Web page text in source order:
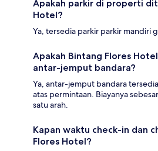
Apakah parkir di properti
Hotel?
Ya, tersedia parkir parkir mandiri
Apakah Bintang Flores
antar-jemput bandara?
Ya, antar-jemput bandara
atas permintaan. Biayanya
satu arah.
Kapan waktu check-in dan
Flores Hotel?